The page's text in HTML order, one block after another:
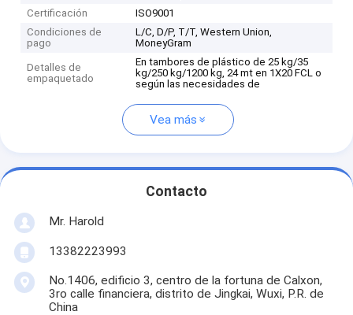
Certificación
ISO9001
Condiciones de
pago
L/C, D/P, T/T, Western Union,
MoneyGram
Detalles de
empaquetado
En tambores de plástico de 25 kg/35
kg/250 kg/1200 kg, 24 mt en 1X20 FCL o
según las necesidades de
Vea más
Contacto
Mr. Harold
13382223993
No.1406, edificio 3, centro de la fortuna de Calxon,
3ro calle financiera, distrito de Jingkai, Wuxi, P.R. de
China